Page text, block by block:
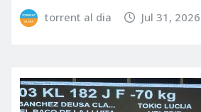
torrent al dia Jul 31, 2026